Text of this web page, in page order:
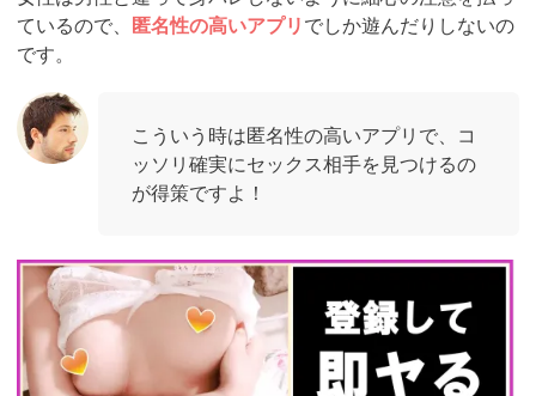
ているので、 匿名性の高いアプリでしか遊んだりしないの
です。
こういう時は匿名性の高いアプリで、コ
ッソリ確実にセックス相手を見つけるの
が得策ですよ！
https://pcmax.jp/lp/?
ad_id=rm327007